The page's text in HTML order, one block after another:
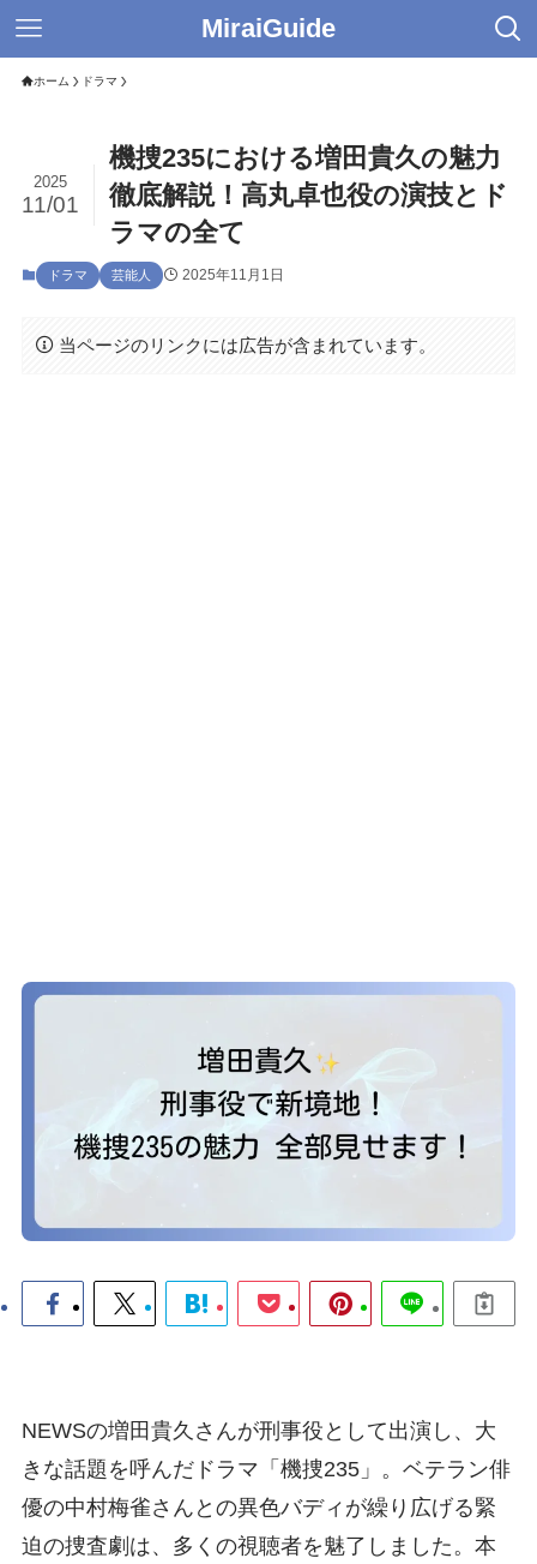
MiraiGuide
ホーム ドラマ
機捜235における増田貴久の魅力
徹底解説！高丸卓也役の演技とド
ラマの全て
2025
11/01
ドラマ 芸能人 2025年11月1日
当ページのリンクには広告が含まれています。
NEWSの増田貴久さんが刑事役として出演し、大
きな話題を呼んだドラマ「機捜235」。ベテラン俳
優の中村梅雀さんとの異色バディが繰り広げる緊
迫の捜査劇は、多くの視聴者を魅了しました。本